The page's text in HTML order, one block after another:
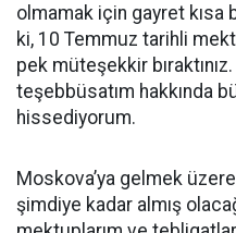
olmamak için gayret
ki, 10 Temmuz tarihli
pek müteşekkir
teşebbüsatım hakkında
hissediyorum.
Moskova’ya gelmek
şimdiye kadar almış